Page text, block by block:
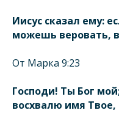
Иисус сказал ему:
можешь веровать,
От Марка 9:23
Господи! Ты Бог
восхвалю имя